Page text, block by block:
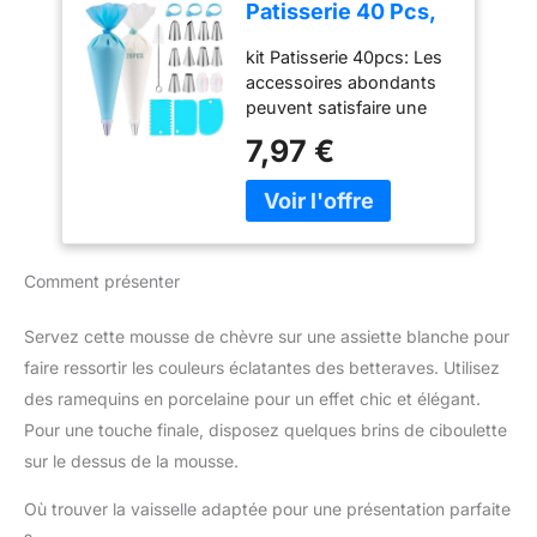
antidérapant:la surface
est dotée de points
concaves,qui peuvent
augmenter la friction de
la main et empêcher
efficacement le
glissement,poche à
douille au design épaissi
n'est pas facile à casser
taille:Emballé avec 100
poches à douille
jetables,chaque pièce
mesure 30 x 20 cm,vous
pouvez l'utiliser en toute
gâteaux,les desserts et la
Patisserie 40 Pcs,
Patisserie, Kit
Patisserie,
Accessoire
Patisserie,
Ustensiles à
Pâtisserie
kit Patisserie 40pcs: Les
accessoires abondants
peuvent satisfaire une
desserts. Comprend: 10
douilles, 20 poche a
douille, 1 poche a douille
& Satisfait: Livré avec des
E-LIVRE et des
que vous recevez
présente des problèmes
possible. Nous
7,97 €
Comment présenter
Servez cette mousse de chèvre sur une assiette blanche pour
faire ressortir les couleurs éclatantes des betteraves. Utilisez
des ramequins en porcelaine pour un effet chic et élégant.
Pour une touche finale, disposez quelques brins de ciboulette
sur le dessus de la mousse.
Où trouver la vaisselle adaptée pour une présentation parfaite